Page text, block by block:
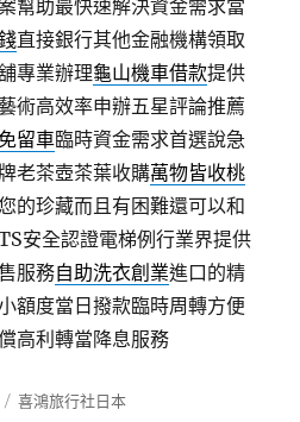
幫助最快速解決資金需求當
直接銀行其他金融機構領取
專業辦理龜山機車借款提供
術高效率申辦五星評論推薦
留車臨時資金需求首選說急
老茶壺茶葉收購萬物皆收桃
的珍藏而且有困難還可以和
安全認證電梯例行業界提供
服務自助洗衣創業進口的精
額度當日撥款臨時周轉方便
高利轉當降息服務
分
喜鴻旅行社日本